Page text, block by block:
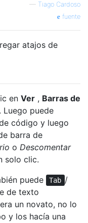
— Tiago Cardoso
fuente
atajos de
en Ver , Barras de
. Luego puede
código y luego
barra de
o Descomentar
solo clic.
puede
Tab /
de texto
un novato, no lo
y los hacía una